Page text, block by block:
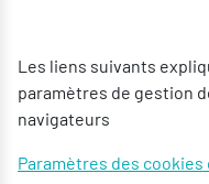
Les liens suivants
paramètres de gestion
navigateurs
Paramètres des cookies